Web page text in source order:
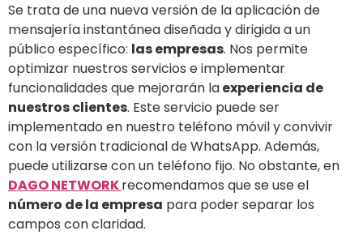
Se trata de una nueva versión de la aplicación de
mensajería instantánea diseñada y dirigida a un
público específico: las empresas. Nos permite
optimizar nuestros servicios e implementar
funcionalidades que mejorarán laexperiencia de
nuestros clientes. Este servicio puede ser
implementado en nuestro teléfono móvil y convivir
con la versión tradicional de WhatsApp. Además,
puede utilizarse con un teléfono fijo. No obstante, en
DAGO NETWORKrecomendamos que se use el
número de la empresa para poder separar los
campos con claridad.